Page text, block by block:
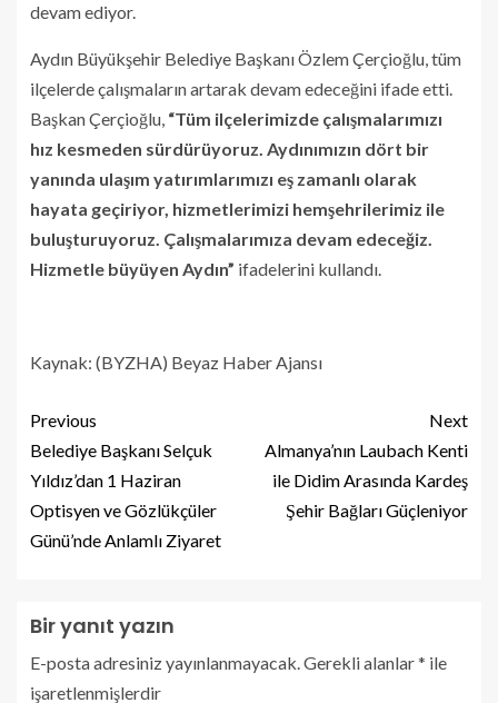
devam ediyor.
Aydın Büyükşehir Belediye Başkanı Özlem Çerçioğlu, tüm
ilçelerde çalışmaların artarak devam edeceğini ifade etti.
Başkan Çerçioğlu, “Tüm ilçelerimizde çalışmalarımızı
hız kesmeden sürdürüyoruz. Aydınımızın dört bir
yanında ulaşım yatırımlarımızı eş zamanlı olarak
hayata geçiriyor, hizmetlerimizi hemşehrilerimiz ile
buluşturuyoruz. Çalışmalarımıza devam edeceğiz.
Hizmetle büyüyen Aydın” ifadelerini kullandı.
Kaynak: (BYZHA) Beyaz Haber Ajansı
Previous
Belediye Başkanı Selçuk
Yıldız’dan 1 Haziran
Optisyen ve Gözlükçüler
Günü’nde Anlamlı Ziyaret
Next
Almanya’nın Laubach Kenti
ile Didim Arasında Kardeş
Şehir Bağları Güçleniyor
Bir yanıt yazın
E-posta adresiniz yayınlanmayacak.Gerekli alanlar* ile
işaretlenmişlerdir